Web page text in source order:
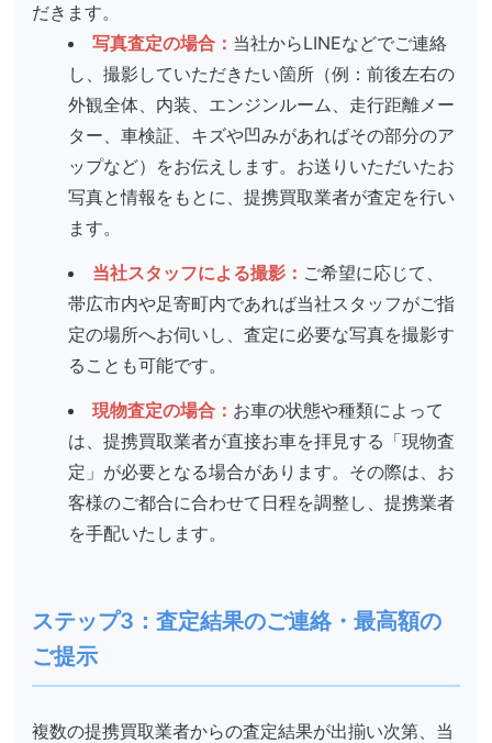
だきます。
写真査定の場合： 当社からLINEなどでご連絡
し、撮影していただきたい箇所（例：前後左右の
外観全体、内装、エンジンルーム、走行距離メー
ター、車検証、キズや凹みがあればその部分のア
ップなど）をお伝えします。お送りいただいたお
写真と情報をもとに、提携買取業者が査定を行い
ます。
当社スタッフによる撮影： ご希望に応じて、
帯広市内や足寄町内であれば当社スタッフがご指
定の場所へお伺いし、査定に必要な写真を撮影す
ることも可能です。
現物査定の場合： お車の状態や種類によって
は、提携買取業者が直接お車を拝見する「現物査
定」が必要となる場合があります。その際は、お
客様のご都合に合わせて日程を調整し、提携業者
を手配いたします。
ステップ3：査定結果のご連絡・最高額の
ご提示
複数の提携買取業者からの査定結果が出揃い次第、当